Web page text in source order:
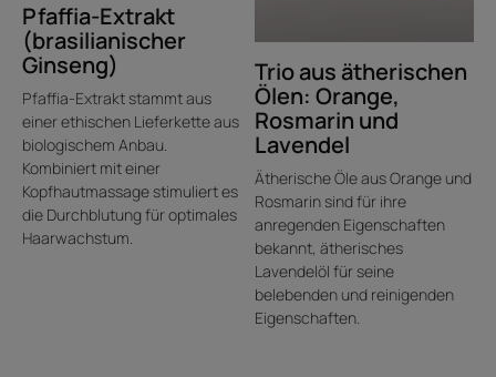
Geruch des Inhalts
Ein frischer, botanischer Duft mit subtilen Zitrusnoten, um in eine
Welt der natürlichen, süßen Frische einzutreten.
*Verringerung des Haarausfalls durch Traktion im Durchschnitt bei 30
Probanden nach 3-monatiger Anwendung des Shampoos.
**Gemäß dem OCDEB301B-Test.
Pfaffia-Extrakt
(brasilianischer
Ginseng)
Pfaffia-Extrakt stammt aus
einer ethischen Lieferkette aus
biologischem Anbau.
Kombiniert mit einer
Kopfhautmassage stimuliert es
die Durchblutung für optimales
Haarwachstum.
Trio aus ätherischen
Ölen: Orange,
Rosmarin und
Lavendel
Ätherische Öle aus Orange und
Rosmarin sind für ihre
anregenden Eigenschaften
bekannt, ätherisches
Lavendelöl für seine
belebenden und reinigenden
Eigenschaften.